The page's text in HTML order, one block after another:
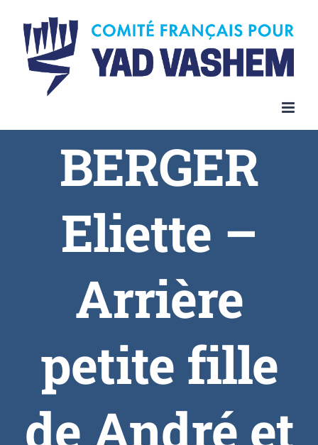
BERGER
Eliette –
Arrière
petite fille
de André et